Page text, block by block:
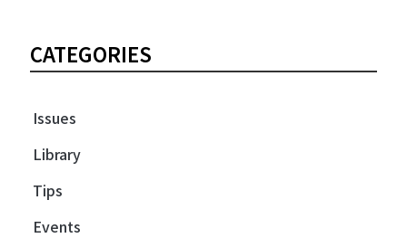
CATEGORIES
Issues
Library
Tips
Events